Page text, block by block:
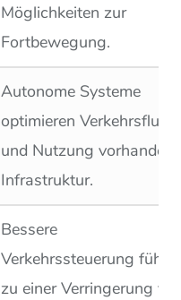
Möglichkeiten zur
Fortbewegung.
Autonome Systeme
optimieren Verkehrsfluss
und Nutzung
Infrastruktur.
Bessere
Verkehrssteuerung führt
zu einer Verringerung